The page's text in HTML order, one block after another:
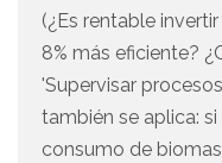
(¿Es rentable
8% más eficiente?
'Supervisar
también se aplica:
consumo de